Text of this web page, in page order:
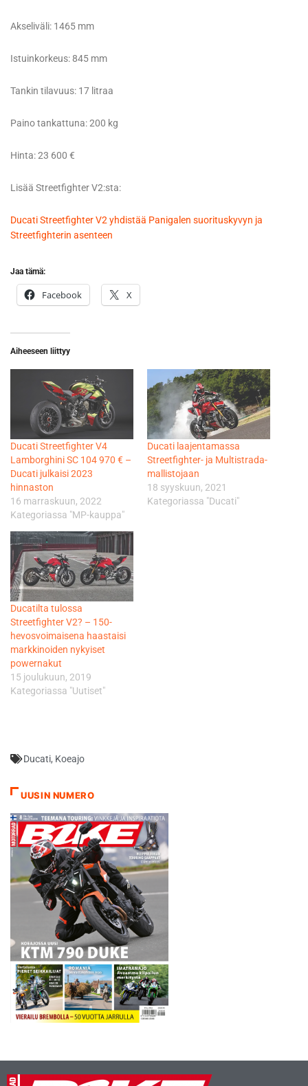
Akseliväli: 1465 mm
Istuinkorkeus: 845 mm
Tankin tilavuus: 17 litraa
Paino tankattuna: 200 kg
Hinta: 23 600 €
Lisää Streetfighter V2:sta:
Ducati Streetfighter V2 yhdistää Panigalen suorituskyvyn ja
Streetfighterin asenteen
Jaa tämä:
Facebook X
Aiheeseen liittyy
Ducati Streetfighter V4
Lamborghini SC 104 970 € –
Ducati julkaisi 2023
hinnaston
16 marraskuun, 2022
Kategoriassa "MP-kauppa"
Ducati laajentamassa
Streetfighter- ja Multistrada-
mallistojaan
18 syyskuun, 2021
Kategoriassa "Ducati"
Ducatilta tulossa
Streetfighter V2? – 150-
hevosvoimaisena haastaisi
markkinoiden nykyiset
powernakut
15 joulukuun, 2019
Kategoriassa "Uutiset"
Ducati, Koeajo
UUSIN NUMERO